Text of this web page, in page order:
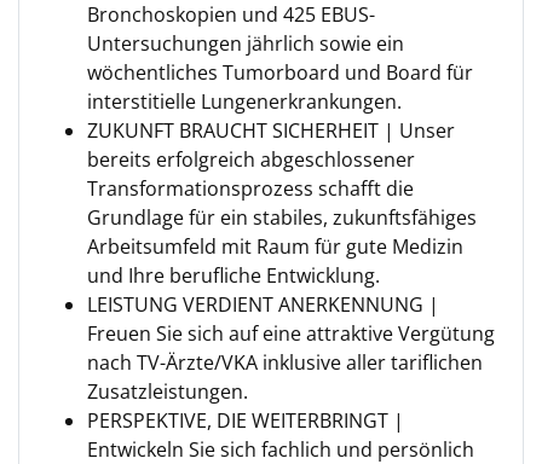
Bronchoskopien und 425 EBUS-
Untersuchungen jährlich sowie ein
wöchentliches Tumorboard und Board für
interstitielle Lungenerkrankungen.
ZUKUNFT BRAUCHT SICHERHEIT | Unser
bereits erfolgreich abgeschlossener
Transformationsprozess schafft die
Grundlage für ein stabiles, zukunftsfähiges
Arbeitsumfeld mit Raum für gute Medizin
und Ihre berufliche Entwicklung.
LEISTUNG VERDIENT ANERKENNUNG |
Freuen Sie sich auf eine attraktive Vergütung
nach TV-Ärzte/VKA inklusive aller tariflichen
Zusatzleistungen.
PERSPEKTIVE, DIE WEITERBRINGT |
Entwickeln Sie sich fachlich und persönlich